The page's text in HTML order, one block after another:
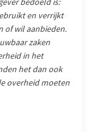
en verrijkt
of wil aanbieden.
zaken
in het
het dan ook
overheid moeten